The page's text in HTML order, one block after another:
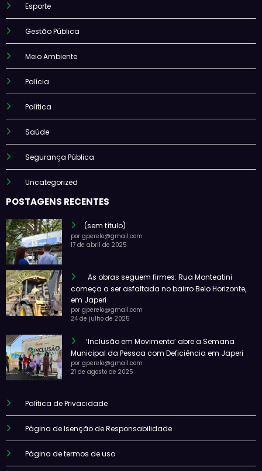
Esporte
Gestão Pública
Meio Ambiente
Polícia
Política
Saúde
Segurança Pública
Uncategorized
POSTAGENS RECENTES
(sem título)
por gperelo@gmail.com
17 de abril de 2025
As obras seguem firmes: Rua Monteatini
começa a ser asfaltada no bairro Belo Horizonte,
em Japeri
por gperelo@gmail.com
24 de julho de 2025
‘Inclusão em Movimento’ abre a Semana
Municipal da Pessoa com Deficiência em Japeri
por gperelo@gmail.com
21 de agosto de 2025
Política de Privacidade
Página de Isenção de Responsabilidade
Página de termos de uso